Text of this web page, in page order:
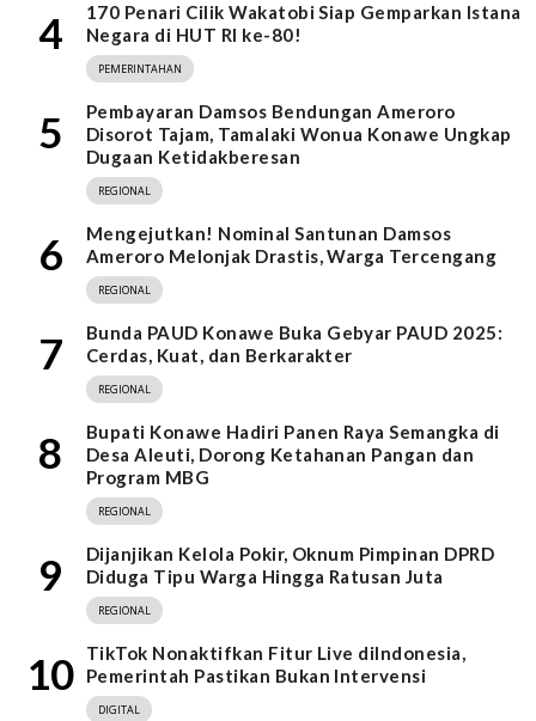
4
170 Penari Cilik Wakatobi Siap Gemparkan Istana
Negara di HUT RI ke-80!
PEMERINTAHAN
5
Pembayaran Damsos Bendungan Ameroro
Disorot Tajam, Tamalaki Wonua Konawe Ungkap
Dugaan Ketidakberesan
REGIONAL
6
Mengejutkan! Nominal Santunan Damsos
Ameroro Melonjak Drastis, Warga Tercengang
REGIONAL
7
Bunda PAUD Konawe Buka Gebyar PAUD 2025:
Cerdas, Kuat, dan Berkarakter
REGIONAL
8
Bupati Konawe Hadiri Panen Raya Semangka di
Desa Aleuti, Dorong Ketahanan Pangan dan
Program MBG
REGIONAL
9
Dijanjikan Kelola Pokir, Oknum Pimpinan DPRD
Diduga Tipu Warga Hingga Ratusan Juta
REGIONAL
10
TikTok Nonaktifkan Fitur Live diIndonesia,
Pemerintah Pastikan Bukan Intervensi
DIGITAL